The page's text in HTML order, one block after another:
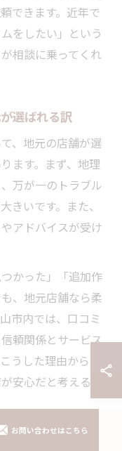
できます。近年で
をしたい」という
相談に乗ってくれ
選ばれる訳
、地元の店舗が選
ます。まず、地理
万が一のトラブル
きいです。また、
アドバイスが受け
かった」「追加作
、地元店舗なら柔
市内では、口コミ
頼関係とサービス
うした理由から、
安心だと考える方
お問い合わせはこちら